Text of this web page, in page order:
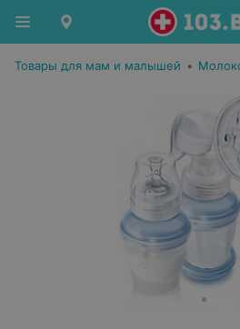
Товары для мам и малышей •